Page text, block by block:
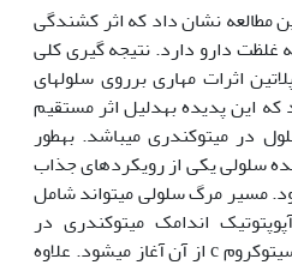
این مطالعه نشان داد که اثر کشندگی
بستگی به غلظت دارو دارد. نتیجه گیری کلی
نشان داد که داروی اگزالی پلاتین اثرات مهاری برروی سلول‫های
سرطانی از خود نشان می‫دهند که این پدیده به‫دلیل اثر مستقیم
آن‫ها برروی سامانه تنفسی سلول در میتوکندری می‫باشد. به‫طور
سلولی یکی از رویکردهای جذاب
در حوزه پزشکی به شمار می‫رود. مسیر مرگ سلولی می‫تواند شامل
اندامک میتوکندری در
سلول باشد که با آزاد سازی سیتوکروم c از آن آغاز می‫شود. علاوه